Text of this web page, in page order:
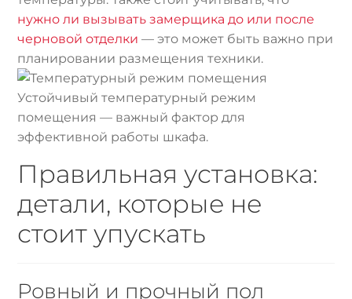
нужно ли вызывать замерщика до или после
черновой отделки — это может быть важно при
планировании размещения техники.
Устойчивый температурный режим
помещения — важный фактор для
эффективной работы шкафа.
Правильная установка:
детали, которые не
стоит упускать
Ровный и прочный пол